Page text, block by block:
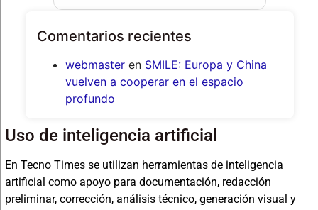
Comentarios recientes
webmasteren SMILE: Europa y China
vuelven a cooperar en el espacio
profundo
Uso de inteligencia artificial
En Tecno Times se utilizan herramientas de inteligencia
artificial como apoyo para documentación, redacción
preliminar, corrección, análisis técnico, generación visual y